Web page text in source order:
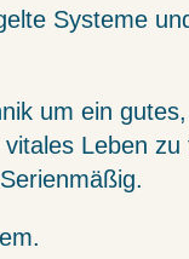
Systeme
um ein
Leben zu